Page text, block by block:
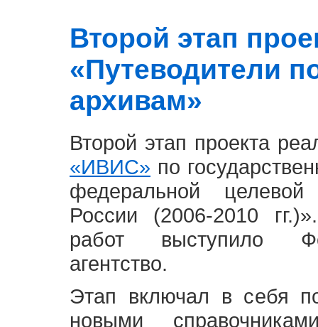
Второй этап
«Путеводители
архивам»
Второй этап проекта
«ИВИС» по
федеральной
России (2006-2010
работ выступило
агентство.
Этап включал в себя
новыми